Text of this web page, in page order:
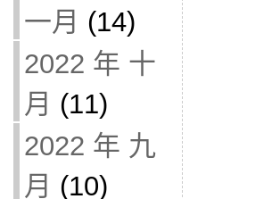
一月 (14)
2022 年 十
月 (11)
2022 年 九
月 (10)